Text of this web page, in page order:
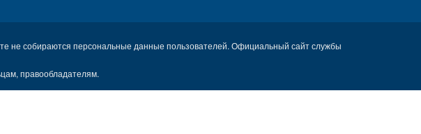
не собираются персональные данные пользователей. Официальный сайт службы
правообладателям.